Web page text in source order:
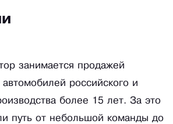
занимается продажей
автомобилей российского и
более 15 лет. За это
путь от небольшой команды до